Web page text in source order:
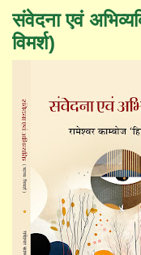
संवेदना एवं
विमर्श)